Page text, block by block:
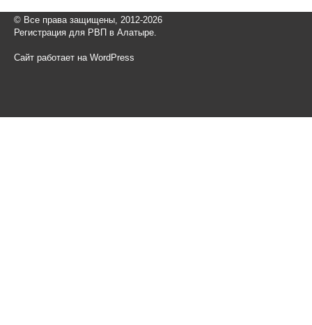
© Все права защищены, 2012-2026
Регистрация для РВП в Алатыре.
Сайт работает на WordPress